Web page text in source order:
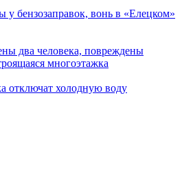
у бензозаправок, вонь в «Елецком»
два человека, повреждены
многоэтажка
отключат холодную воду